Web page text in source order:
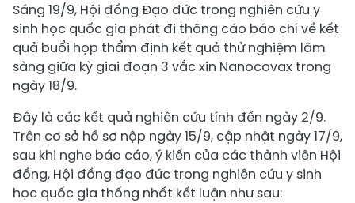
Sáng 19/9, Hội đồng Đạo đức trong nghiên cứu y
sinh học quốc gia phát đi thông cáo báo chí về kết
quả buổi họp thẩm định kết quả thử nghiệm lâm
sàng giữa kỳ giai đoạn 3 vắc xin Nanocovax trong
ngày 18/9.
Đây là các kết quả nghiên cứu tính đến ngày 2/9.
Trên cơ sở hồ sơ nộp ngày 15/9, cập nhật ngày 17/9,
sau khi nghe báo cáo, ý kiến của các thành viên Hội
đồng, Hội đồng đạo đức trong nghiên cứu y sinh
học quốc gia thống nhất kết luận như sau: